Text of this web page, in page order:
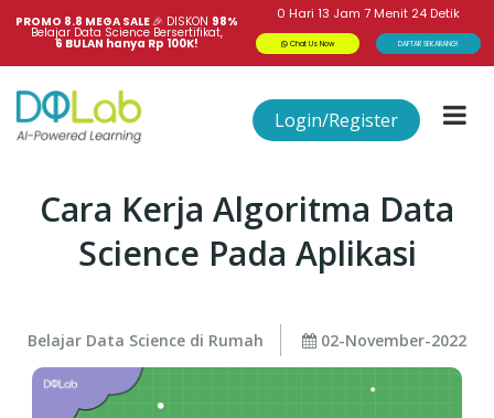
PROMO 8.8 MEGA SALE 🎉 DISKON 98%
Belajar Data Science Bersertifikat,
6 BULAN hanya Rp 100K!
0 Hari 13 Jam 7Menit 23Detik
Chat Us Now DAFTAR SEKARANG!
Login/Register
Cara Kerja Algoritma Data
Science Pada Aplikasi
Belajar Data Science di Rumah 02-November-2022